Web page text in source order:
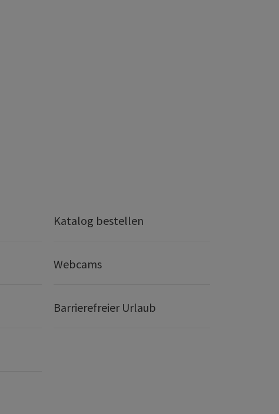
Katalog bestellen
Webcams
Barrierefreier Urlaub